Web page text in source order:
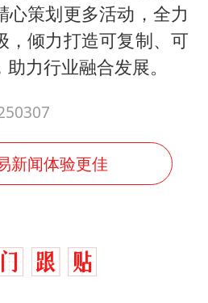
心策划更多活动，全力
，倾力打造可复制、可
力行业融合发展。
新闻体验更佳